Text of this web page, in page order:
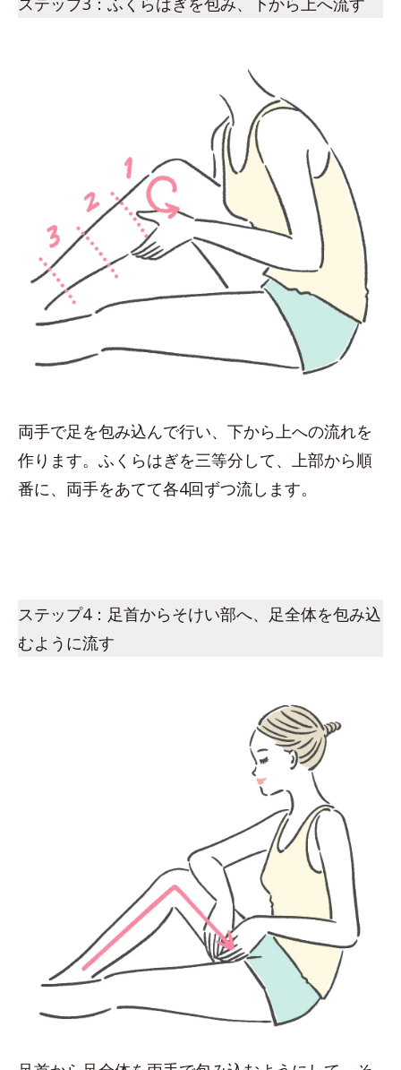
両手で足を包み込んで行い、下から上への流れを
作ります。ふくらはぎを三等分して、上部から順
番に、両手をあてて各4回ずつ流します。
ステップ4：足首からそけい部へ、足全体を包み込
むように流す